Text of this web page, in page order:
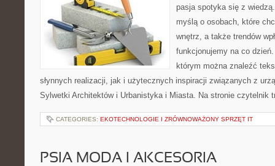
pasja spotyka się z
myślą o osobach, które
wnętrz, a także trendów
funkcjonujemy na co
którym można znaleźć
słynnych realizacji, jak i użytecznych inspiracji związanych z
Sylwetki Architektów i Urbanistyka i Miasta. Na stronie czytelnik
CATEGORIES: EKOTECHNOLOGIE I ZRÓWNOWAŻONY SPRZĘT IT
PSIA MODA I AKCESORIA